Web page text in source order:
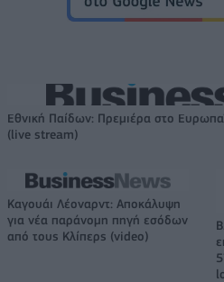
Εθνική Παίδων: Πρεμιέρα στο
(live stream)
Καγουάι Λέοναρντ: Αποκάλυψη
για νέα παράνομη πηγή εσόδων
από τους Κλίπερς (video)